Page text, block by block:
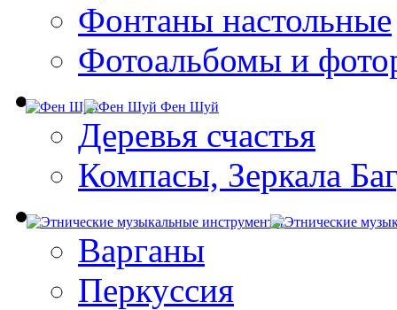
Фонтаны настольные
Фотоальбомы и
Фен Шуй
Деревья счастья
Компасы, Зеркала
Варганы
Перкуссия